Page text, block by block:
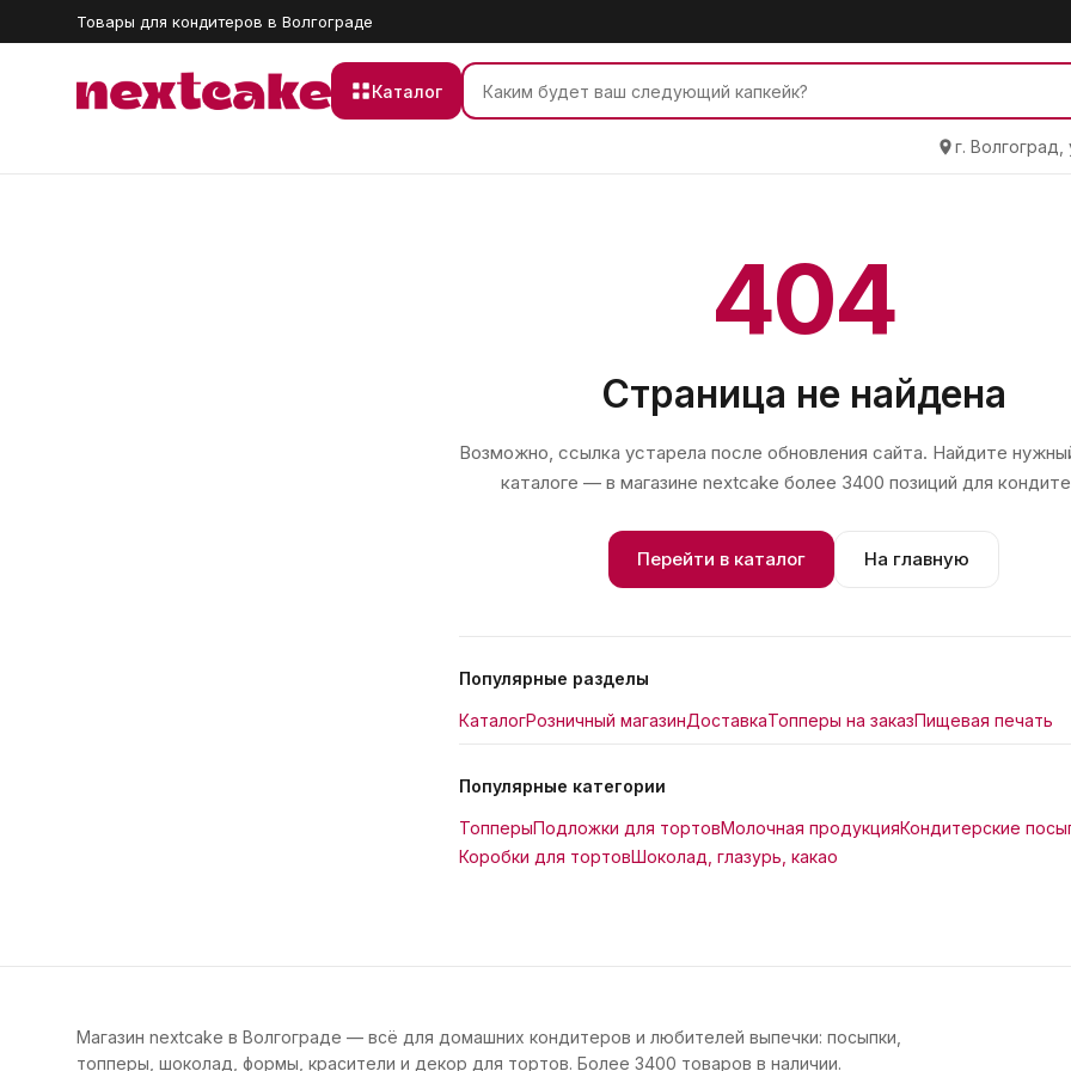
Товары для кондитеров в Волгограде
Каталог
г.
404
Страница не найдена
Возможно, ссылка устарела после обновления сайта. Найдите
каталоге — в магазине nextcake более 3400 позиций для
Перейти в каталог На главную
Популярные разделы
КаталогРозничный магазинДоставкаТопперы на заказПищевая печать
Популярные категории
ТопперыПодложки для тортовМолочная продукцияКондитерские
Коробки для тортовШоколад, глазурь, какао
Магазин nextcake в Волгограде — всё для домашних кондитеров и любителей выпечки: посыпки,
топперы, шоколад, формы, красители и декор для тортов. Более 3400 товаров в наличии.